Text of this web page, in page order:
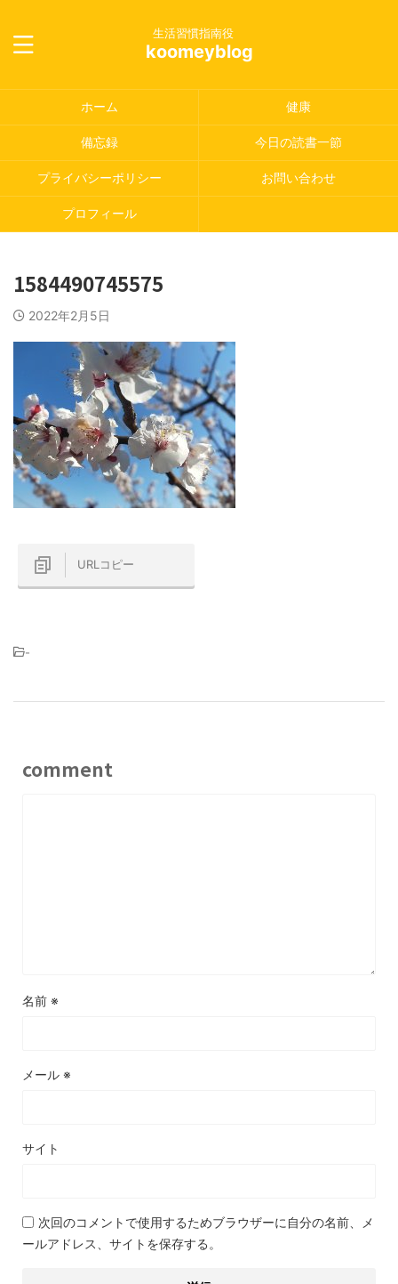
生活習慣指南役
koomeyblog
ホーム 健康
備忘録 今日の読書一節
プライバシーポリシー お問い合わせ
プロフィール
1584490745575
2022年2月5日
URLコピー
-
comment
名前 ※
メール ※
サイト
次回のコメントで使用するためブラウザーに自分の名前、メ
ールアドレス、サイトを保存する。